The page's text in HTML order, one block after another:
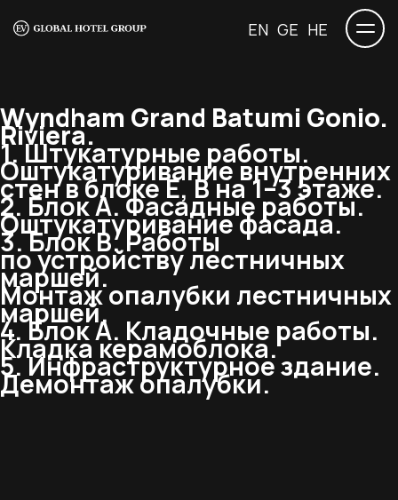
EN GE HE
Wyndham Grand Batumi Gonio.
Riviera.
1. Штукатурные работы.
Оштукатуривание внутренних
стен в блоке Е, В на 1–3 этаже.
2. Блок А. Фасадные работы.
Оштукатуривание фасада.
3. Блок В. Работы
по устройству лестничных
маршей.
Монтаж опалубки лестничных
маршей.
4. Блок А. Кладочные работы.
Кладка керамоблока.
5. Инфраструктурное здание.
Демонтаж опалубки.